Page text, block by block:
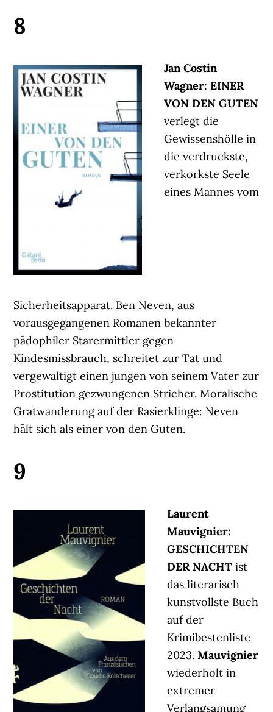
8
Jan Costin
Wagner: EINER
VON DEN GUTEN
verlegt die
Gewissenshölle in
die verdruckste,
verkorkste Seele
eines Mannes vom
Sicherheitsapparat. Ben Neven, aus
vorausgegangenen Romanen bekannter
pädophiler Starermittler gegen
Kindesmissbrauch, schreitet zur Tat und
vergewaltigt einen jungen von seinem Vater zur
Prostitution gezwungenen Stricher. Moralische
Gratwanderung auf der Rasierklinge: Neven
hält sich als einer von den Guten.
9
Laurent
Mauvignier:
GESCHICHTEN
DER NACHT ist
das literarisch
kunstvollste Buch
auf der
Krimibestenliste
2023. Mauvignier
wiederholt in
extremer
Verlangsamung